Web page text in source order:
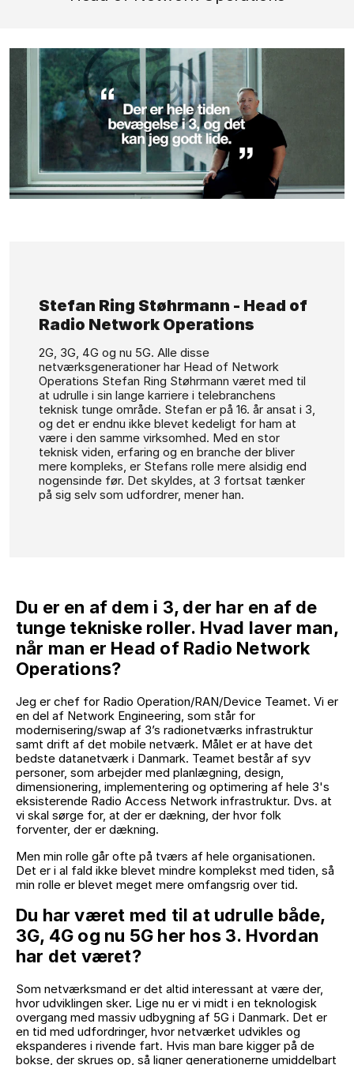
Stefan Ring Støhrmann - Head of
Radio Network Operations
2G, 3G, 4G og nu 5G. Alle disse
netværksgenerationer har Head of Network
Operations Stefan Ring Støhrmann været med til
at udrulle i sin lange karriere i telebranchens
teknisk tunge område. Stefan er på 16. år ansat i 3,
og det er endnu ikke blevet kedeligt for ham at
være i den samme virksomhed. Med en stor
teknisk viden, erfaring og en branche der bliver
mere kompleks, er Stefans rolle mere alsidig end
nogensinde før. Det skyldes, at 3 fortsat tænker
på sig selv som udfordrer, mener han.
Du er en af dem i 3, der har en af de
tunge tekniske roller. Hvad laver man,
når man er Head of Radio Network
Operations?
Jeg er chef for Radio Operation/RAN/Device Teamet. Vi er
en del af Network Engineering, som står for
modernisering/swap af 3’s radionetværks infrastruktur
samt drift af det mobile netværk. Målet er at have det
bedste datanetværk i Danmark. Teamet består af syv
personer, som arbejder med planlægning, design,
dimensionering, implementering og optimering af hele 3's
eksisterende Radio Access Network infrastruktur. Dvs. at
vi skal sørge for, at der er dækning, der hvor folk
forventer, der er dækning.
Men min rolle går ofte på tværs af hele organisationen.
Det er i al fald ikke blevet mindre komplekst med tiden, så
min rolle er blevet meget mere omfangsrig over tid.
Du har været med til at udrulle både,
3G, 4G og nu 5G her hos 3. Hvordan
har det været?
Som netværksmand er det altid interessant at være der,
hvor udviklingen sker. Lige nu er vi midt i en teknologisk
overgang med massiv udbygning af 5G i Danmark. Det er
en tid med udfordringer, hvor netværket udvikles og
ekspanderes i rivende fart. Hvis man bare kigger på de
bokse, der skrues op, så ligner generationerne umiddelbart